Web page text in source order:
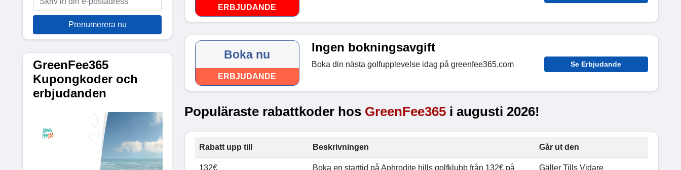
Prenumerera nu
GreenFee365
Kupongkoder och
erbjudanden
ERBJUDANDE
Boka nu
ERBJUDANDE
Ingen bokningsavgift
Boka din nästa golfupplevelse idag på greenfee365.com Se Erbjudande
Populäraste rabattkoder hos GreenFee365 i augusti 2026!
Rabatt upp till Beskrivningen Går ut den
132€
Boka en starttid på Aphrodite hills golfklubb från 132€ på
Gäller Tills Vidare